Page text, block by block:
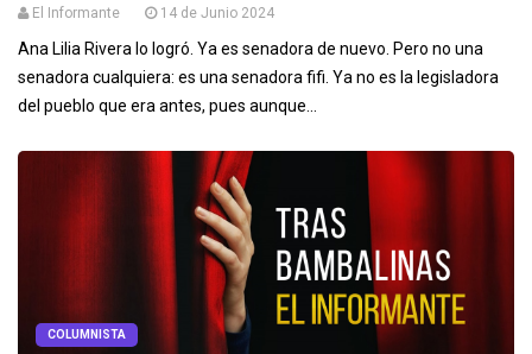
El Informante 14 de Junio 2024
Ana Lilia Rivera lo logró. Ya es senadora de nuevo. Pero no una
senadora cualquiera: es una senadora fifi. Ya no es la legisladora
del pueblo que era antes, pues aunque...
COLUMNISTA